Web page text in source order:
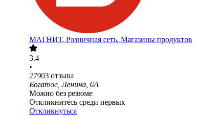
МАГНИТ, Розничная сеть. Магазины продуктов
3.4
•
27903 отзыва
Богатое, Ленина, 6А
Можно без резюме
Откликнитесь среди первых
Откликнуться